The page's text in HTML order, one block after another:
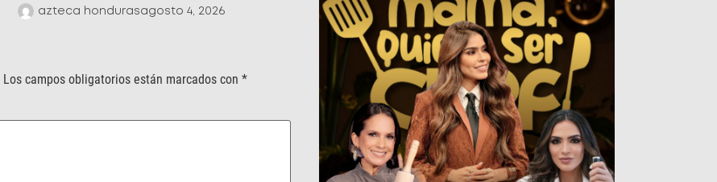
azteca hondurasagosto 4, 2026
Los campos obligatorios están marcados con *